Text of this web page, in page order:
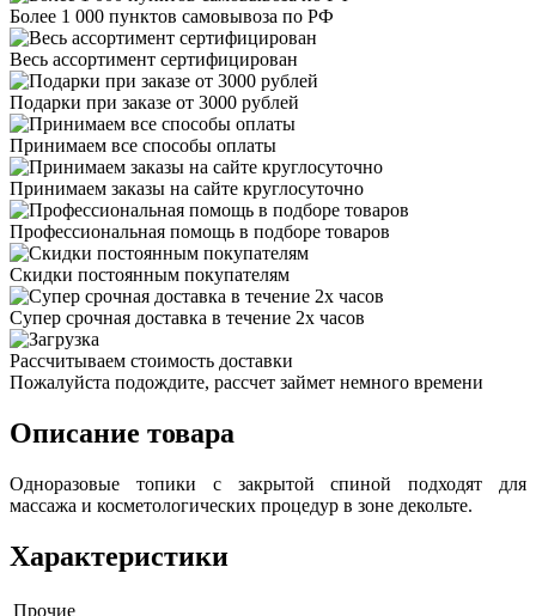
Более 1 000 пунктов самовывоза по РФ
Весь ассортимент сертифицирован
Подарки при заказе от 3000 рублей
Принимаем все способы оплаты
Принимаем заказы на сайте круглосуточно
Профессиональная помощь в подборе товаров
Скидки постоянным покупателям
Супер срочная доставка в течение 2х часов
Рассчитываем стоимость доставки
Пожалуйста подождите, рассчет займет немного времени
Описание товара
Одноразовые топики с закрытой спиной подходят для
массажа и косметологических процедур в зоне декольте.
Характеристики
Прочие